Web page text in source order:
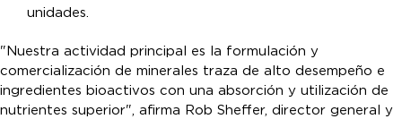
unidades.
"Nuestra actividad principal es la formulación y
comercialización de minerales traza de alto desempeño e
ingredientes bioactivos con una absorción y utilización de
nutrientes superior", afirma Rob Sheffer, director general y